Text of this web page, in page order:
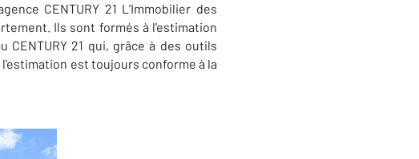
CENTURY 21 L’Immobilier des
Ils sont formés à l'estimation
CENTURY 21 qui, grâce à des outils
est toujours conforme à la